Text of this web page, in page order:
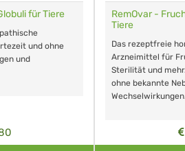
für Tiere
und ohne
und
RemOvar -
Tiere
Das rezeptfreie
Arzneimittel für
Sterilität und
ohne bekannte